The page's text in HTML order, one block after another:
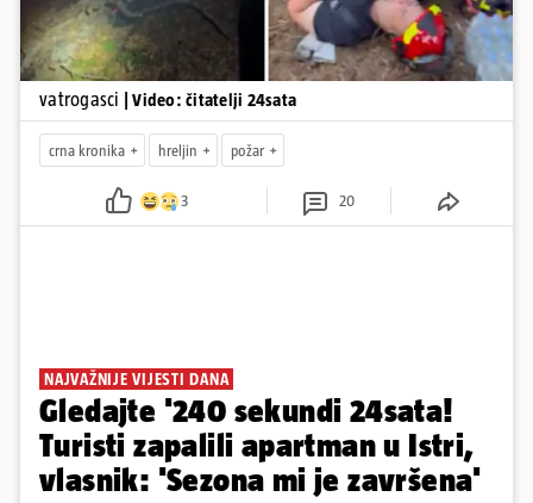
vatrogasci | Video: čitatelji 24sata
crna kronika hreljin požar
3 20
NAJVAŽNIJE VIJESTI DANA
Gledajte '240 sekundi 24sata!
Turisti zapalili apartman u Istri,
vlasnik: 'Sezona mi je završena'